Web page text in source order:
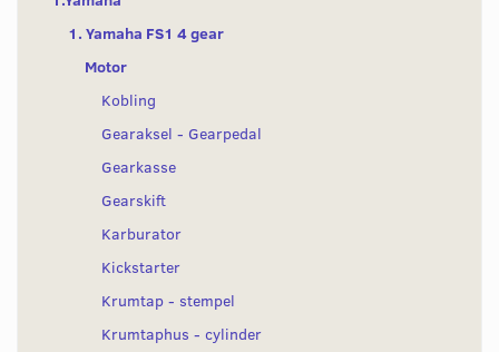
1. Yamaha FS1 4 gear
Motor
Kobling
Gearaksel - Gearpedal
Gearkasse
Gearskift
Karburator
Kickstarter
Krumtap - stempel
Krumtaphus - cylinder